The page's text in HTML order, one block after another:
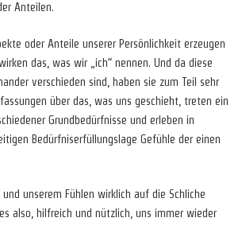
Anteilen.
oder Anteile unserer Persönlichkeit erzeugen
das, was wir „ich“ nennen. Und da diese
verschieden sind, haben sie zum Teil sehr
über das, was uns geschieht, treten ein
Grundbedürfnisse und erleben in
Bedürfniserfüllungslage Gefühle der einen
unserem Fühlen wirklich auf die Schliche
also, hilfreich und nützlich, uns immer wieder